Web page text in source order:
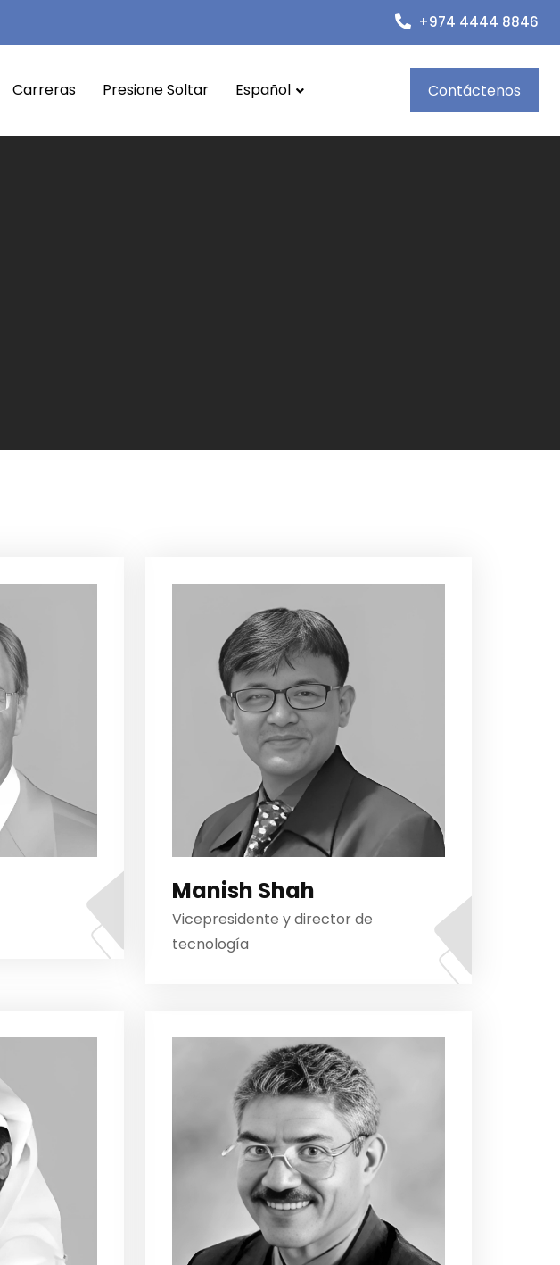
+974 4444 8846
Carreras Presione Soltar Español Contáctenos
Manish Shah
Vicepresidente y director de
tecnología